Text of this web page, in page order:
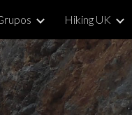
Hiking UK